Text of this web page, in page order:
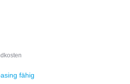
fähig